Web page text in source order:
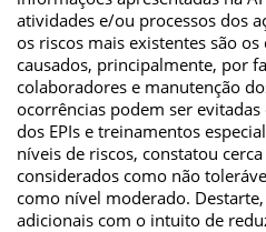
atividades e/ou processos dos
os riscos mais existentes são
causados, principalmente, por
colaboradores e manutenção
ocorrências podem ser
dos EPIs e treinamentos
níveis de riscos, constatou
considerados como não
como nível moderado.
adicionais com o intuito de